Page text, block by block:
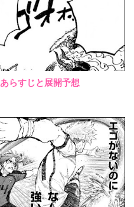
らすじと展開予想